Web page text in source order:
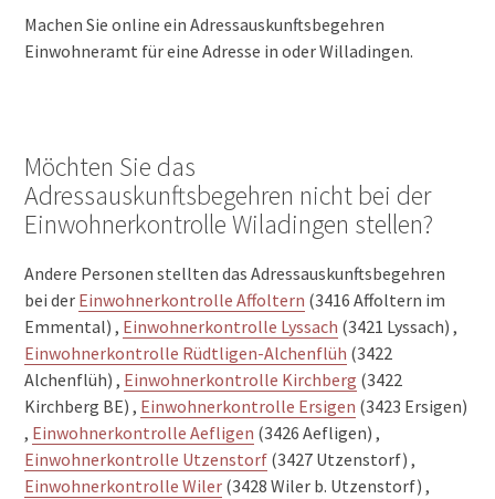
Machen Sie online ein Adressauskunftsbegehren
Einwohneramt für eine Adresse in oder Willadingen.
Möchten Sie das
Adressauskunftsbegehren nicht bei der
Einwohnerkontrolle Wiladingen stellen?
Andere Personen stellten das Adressauskunftsbegehren
bei der Einwohnerkontrolle Affoltern (3416 Affoltern im
Emmental) , Einwohnerkontrolle Lyssach (3421 Lyssach) ,
Einwohnerkontrolle Rüdtligen-Alchenflüh (3422
Alchenflüh) , Einwohnerkontrolle Kirchberg (3422
Kirchberg BE) , Einwohnerkontrolle Ersigen (3423 Ersigen)
, Einwohnerkontrolle Aefligen (3426 Aefligen) ,
Einwohnerkontrolle Utzenstorf (3427 Utzenstorf) ,
Einwohnerkontrolle Wiler (3428 Wiler b. Utzenstorf) ,